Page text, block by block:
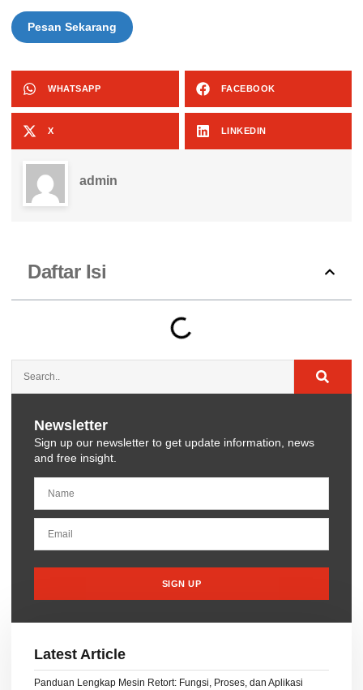
Pesan Sekarang
WHATSAPP FACEBOOK
X LINKEDIN
admin
Daftar Isi
Newsletter
Sign up our newsletter to get update information, news
and free insight.
SIGN UP
Latest Article
Panduan Lengkap Mesin Retort: Fungsi, Proses, dan Aplikasi